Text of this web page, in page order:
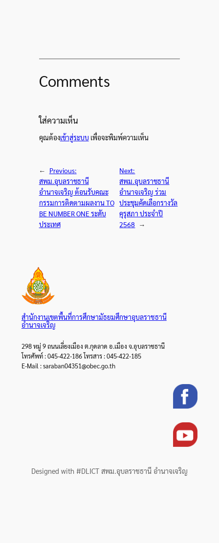
Comments
ใส่ความเห็น
คุณต้องเข้าสู่ระบบ เพื่อจะพิมพ์ความเห็น
←
Previous:
สพม.อุบลราชธานี
อำนาจเจริญ ต้อนรับคณะ
กรรมการติดตามผลงาน TO
BE NUMBER ONE ระดับ
ประเทศ
Next:
สพม.อุบลราชธานี
อำนาจเจริญ ร่วม
ประชุมคัดเลือกรางวัล
คุรุสภา ประจำปี
2568
→
สำนักงานเขตพื้นที่การศึกษามัธยมศึกษาอุบลราชธานี
อำนาจเจริญ
298 หมู่ 9 ถนนเลี่ยงเมือง ต.กุดลาด อ.เมือง จ.อุบลราชธานี
โทรศัพท์ : 045-422-186 โทรสาร : 045-422-185
E-Mail : saraban04351@obec.go.th
Designed with #DLICT สพม.อุบลราชธานี อำนาจเจริญ